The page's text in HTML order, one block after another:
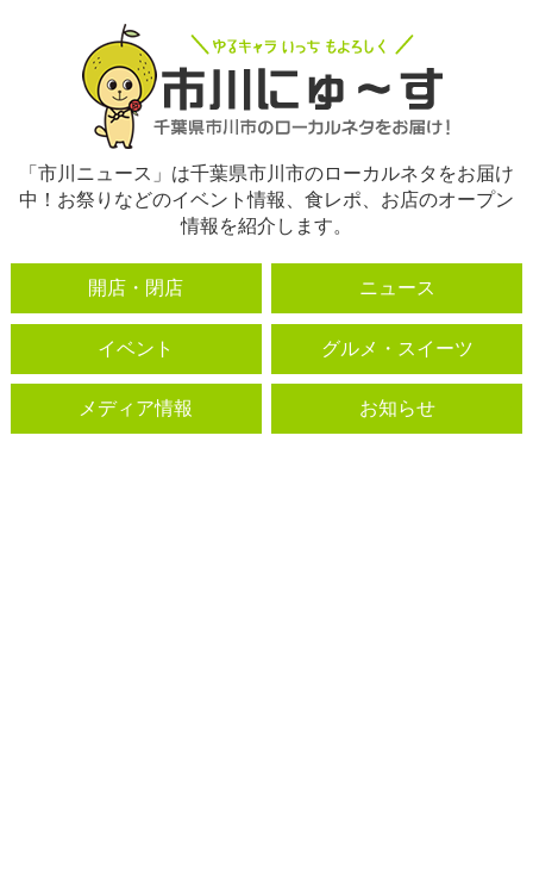
「市川ニュース」は千葉県市川市のローカルネタをお届け
中！お祭りなどのイベント情報、食レポ、お店のオープン
情報を紹介します。
開店・閉店 ニュース
イベント グルメ・スイーツ
メディア情報 お知らせ